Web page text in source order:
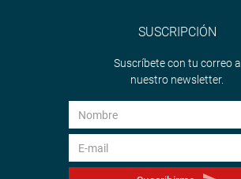
SUSCRIPCIÓN
Suscríbete con tu correo a
nuestro newsletter.